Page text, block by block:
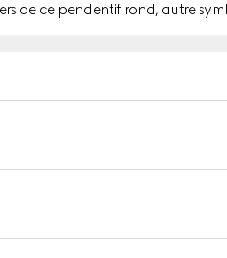
de ce pendentif rond, autre